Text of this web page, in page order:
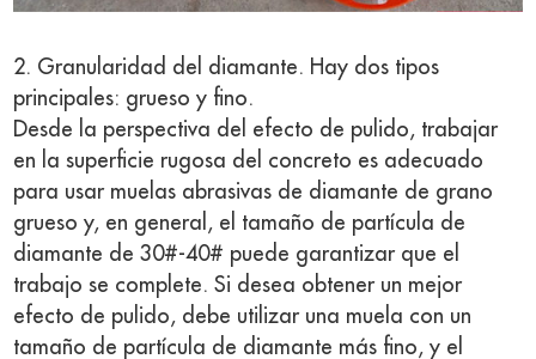
2. Granularidad del diamante. Hay dos tipos
principales: grueso y fino.
Desde la perspectiva del efecto de pulido, trabajar
en la superficie rugosa del concreto es adecuado
para usar muelas abrasivas de diamante de grano
grueso y, en general, el tamaño de partícula de
diamante de 30#-40# puede garantizar que el
trabajo se complete. Si desea obtener un mejor
efecto de pulido, debe utilizar una muela con un
tamaño de partícula de diamante más fino, y el